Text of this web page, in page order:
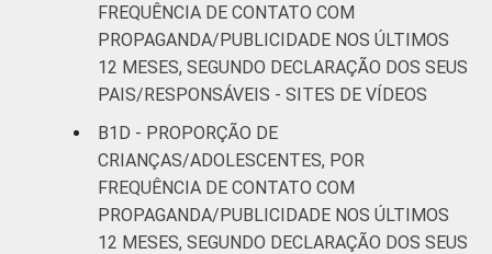
¹Base: 1 798 usuários de Internet de 11 a 17
anos. Dados coletados entre outubro de
2014 e fevereiro de 2015.
Fonte: NIC.br - out 2014 / fev 2015
FREQUÊNCIA DE CONTATO COM
PROPAGANDA/PUBLICIDADE NOS ÚLTIMOS
12 MESES, SEGUNDO DECLARAÇÃO DOS SEUS
PAIS/RESPONSÁVEIS - SITES DE VÍDEOS
B1D - PROPORÇÃO DE
CRIANÇAS/ADOLESCENTES, POR
FREQUÊNCIA DE CONTATO COM
PROPAGANDA/PUBLICIDADE NOS ÚLTIMOS
12 MESES, SEGUNDO DECLARAÇÃO DOS SEUS